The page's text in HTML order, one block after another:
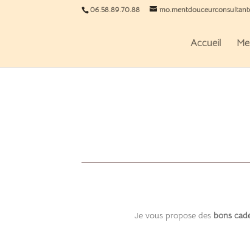
06.58.89.70.88
Accueil
Je vous propose des bons